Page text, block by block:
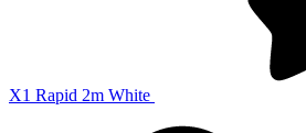
X1 Rapid 2m White